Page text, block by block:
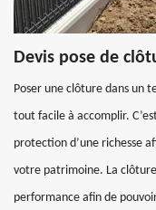
Devis pose de
Poser une clôture dans un
tout facile à accomplir.
protection d’une richesse
votre patrimoine. La
performance afin de